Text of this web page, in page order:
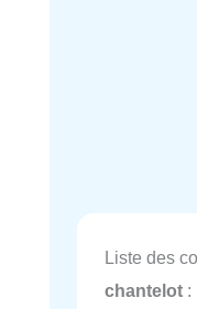
Liste des
chantelot :